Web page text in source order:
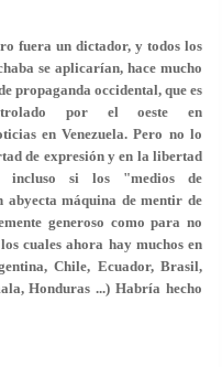
fuera un dictador, y todos los
se aplicarían, hace mucho
propaganda occidental, que es
por el oeste en
en Venezuela. Pero no lo
de expresión y en la libertad
incluso si los "medios de
abyecta máquina de mentir de
generoso como para no
cuales ahora hay muchos en
Chile, Ecuador, Brasil,
Honduras ...) Habría hecho